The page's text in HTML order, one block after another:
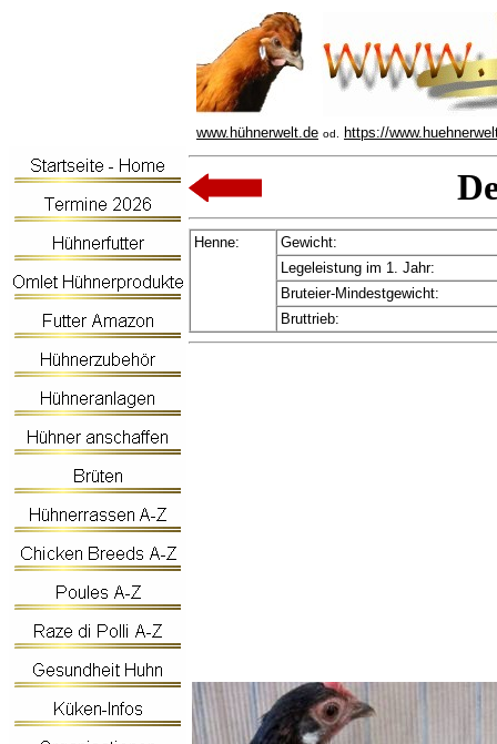
www.hühnerwelt.de od. https://
Henne:
Gewicht:
Legeleistung im 1. Jahr:
Bruteier-Mindestgewicht:
Bruttrieb: